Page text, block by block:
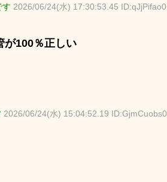
す 2026/06/24(水) 17:30:53.45 ID:qJjPifao0
が100％正しい
2026/06/24(水) 15:04:52.19 ID:GjmCuobs0